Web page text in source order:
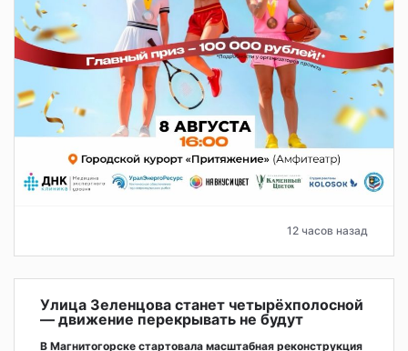
12 часов назад
Улица Зеленцова станет четырёхполосной
— движение перекрывать не будут
В Магнитогорске стартовала масштабная реконструкция